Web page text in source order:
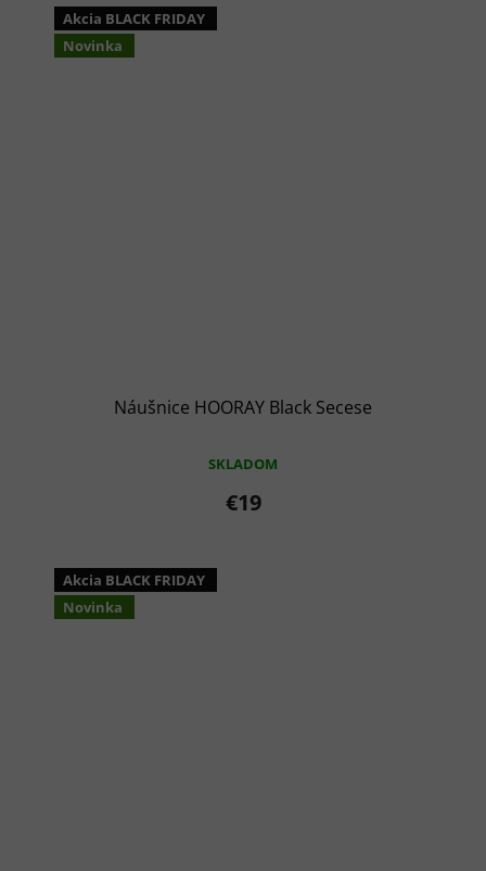
Akcia BLACK FRIDAY
Novinka
Náušnice HOORAY Black Secese
SKLADOM
€19
Akcia BLACK FRIDAY
Novinka